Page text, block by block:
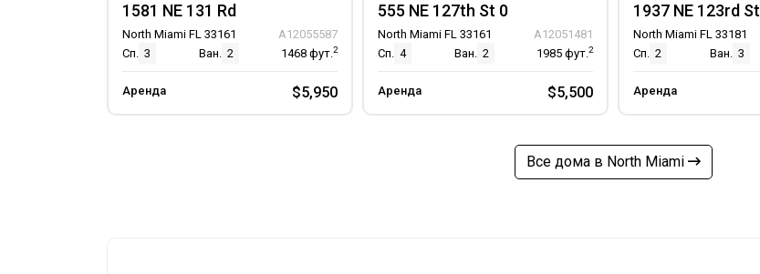
1581 NE 131 Rd
North Miami FL 33161
A12055587
Сп. 3 Ван. 2 1468 фут.2
Аренда $5,950
555 NE 127th St 0
North Miami FL 33161
A12051481
Сп. 4 Ван. 2 1985 фут.2
Аренда $5,500
1937 NE 123rd St
North Miami FL 33181
Сп. 2 Ван. 3
Аренда
Все дома в North Miami